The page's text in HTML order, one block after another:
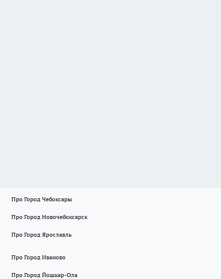
Про Город Чебоксары
Про Город Новочебоксарск
Про Город Ярославль
Про Город Иваново
Про Город Йошкар-Ола